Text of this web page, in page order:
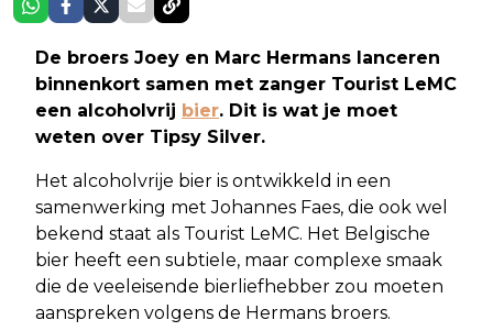
​​De broers Joey en Marc Hermans lanceren
binnenkort samen met zanger Tourist LeMC
een alcoholvrij bier. Dit is wat je moet
weten over Tipsy Silver.
Het alcoholvrije bier is ontwikkeld in een
samenwerking met Johannes Faes, die ook wel
bekend staat als Tourist LeMC. Het Belgische
bier heeft een subtiele, maar complexe smaak
die de veeleisende bierliefhebber zou moeten
aanspreken volgens de Hermans broers.